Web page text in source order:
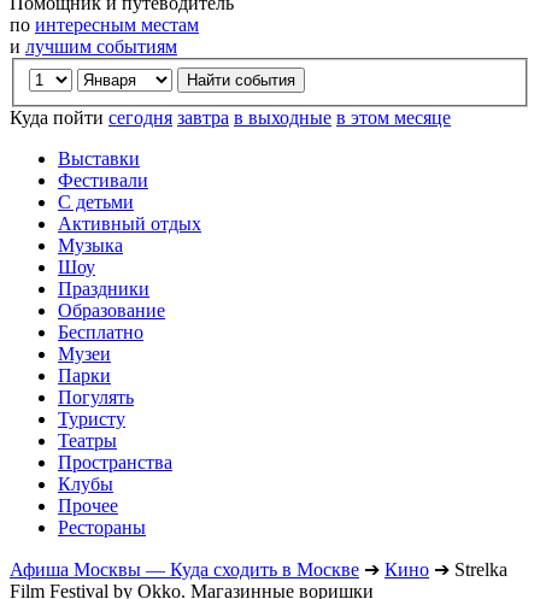
по интересным местам
и лучшим событиям
Куда пойти сегодня завтра в выходные в этом месяце
Выставки
Фестивали
С детьми
Активный отдых
Музыка
Шоу
Праздники
Образование
Бесплатно
Музеи
Парки
Погулять
Туристу
Театры
Пространства
Клубы
Прочее
Рестораны
Афиша Москвы — Куда сходить в Москве ➔ Кино ➔ Strelka
Film Festival by Okko. Магазинные воришки